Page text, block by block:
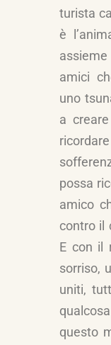
turista
è
amici
uno
a
possa
amico
contro il
E con il
sorriso,
uniti,
questo